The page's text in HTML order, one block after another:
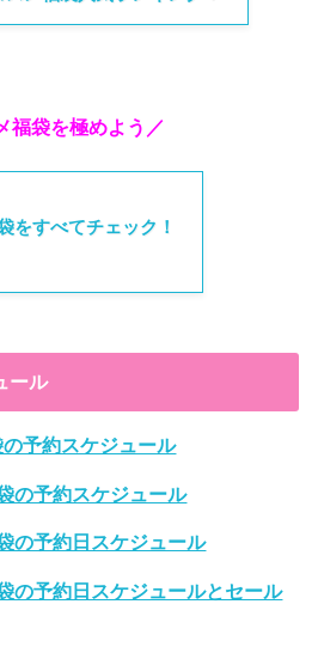
福袋を極めよう／
をすべてチェック！
ール
予約スケジュール
の予約スケジュール
の予約日スケジュール
の予約日スケジュールとセール